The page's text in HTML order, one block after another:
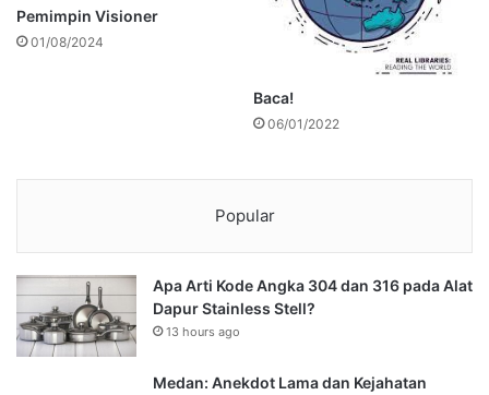
Pemimpin Visioner
01/08/2024
Baca!
06/01/2022
Popular
Apa Arti Kode Angka 304 dan 316 pada Alat
Dapur Stainless Stell?
13 hours ago
Medan: Anekdot Lama dan Kejahatan